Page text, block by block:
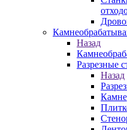
Назад
Разрезные
Назад